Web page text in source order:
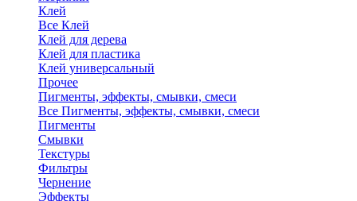
Клей
Все Клей
Клей для дерева
Клей для пластика
Клей универсальный
Прочее
Пигменты, эффекты, смывки, смеси
Все Пигменты, эффекты, смывки, смеси
Пигменты
Смывки
Текстуры
Фильтры
Чернение
Эффекты